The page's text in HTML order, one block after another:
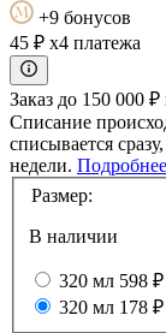
+9 бонусов
45 ₽ x4 платежа
Заказ до 150 000
Списание
списывается
недели. Подробнее
Размер:
В наличии
320 мл 598 ₽
320 мл 178 ₽